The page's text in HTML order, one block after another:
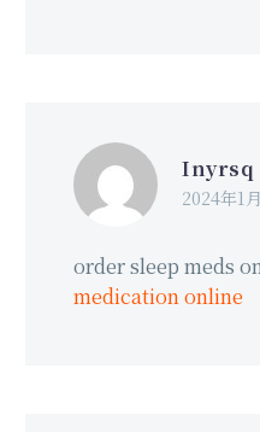
Inyrsq
2024年1
order sleep meds
medication online